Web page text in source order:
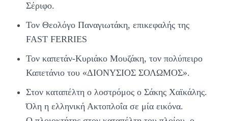
Σέριφο.
Τον Θεολόγο Παναγιωτάκη, επικεφαλής της
FAST FERRIES
Τον καπετάν-Κυριάκο Μουζάκη, τον πολύπειρο
Καπετάνιο του «ΔΙΟΝΥΣΙΟΣ ΣΟΛΩΜΟΣ».
Στον καταπέλτη ο λοστρόμος ο Σάκης Χαϊκάλης.
Όλη η ελληνική Ακτοπλοΐα σε μία εικόνα.